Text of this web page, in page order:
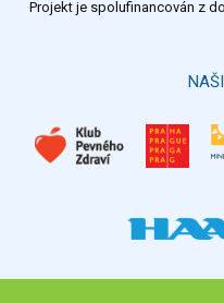
Projekt je spolufinancován z